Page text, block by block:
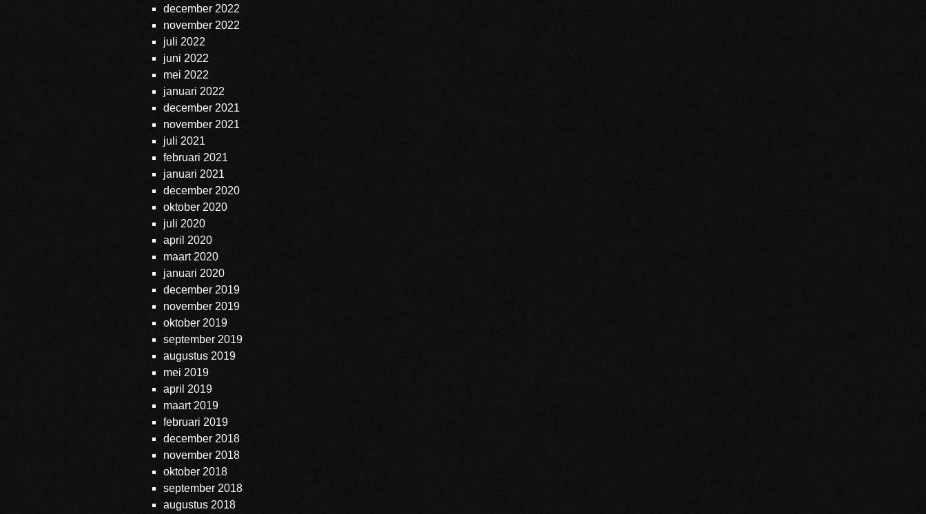
december 2022
november 2022
juli 2022
juni 2022
mei 2022
januari 2022
december 2021
november 2021
juli 2021
februari 2021
januari 2021
december 2020
oktober 2020
juli 2020
april 2020
maart 2020
januari 2020
december 2019
november 2019
oktober 2019
september 2019
augustus 2019
mei 2019
april 2019
maart 2019
februari 2019
december 2018
november 2018
oktober 2018
september 2018
augustus 2018